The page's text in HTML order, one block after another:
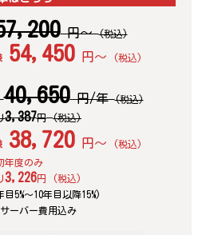
円〜(税込)
54,450円〜 (税込)
40,650円/年(税込)
3,387円 (税込)
38,720円〜
(税込)
年度のみ
3,226円
(税込)
5%〜10年目以降15%)
ーバー費用込み